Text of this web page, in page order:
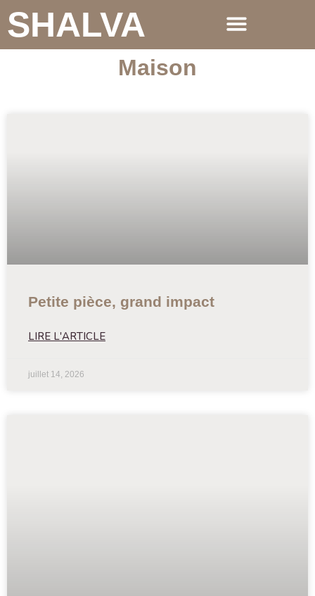
SHALVA
Maison
Petite pièce, grand impact
LIRE L'ARTICLE
juillet 14, 2026